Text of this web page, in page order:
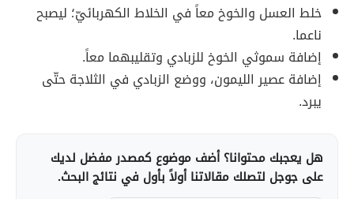
خلط العسل والخوخ معاً في الخلاط الكهربائيّ؛ ليصبح
ناعما.
إضافة سموثي الخوخ للزبادي وتقليبهما معاً.
إضافة عصير الليمون، ووضع الزبادي في الثلاجة حتّى
يبرد.
هل يعجبك محتوانا؟ أضف موضوع كمصدر مفضل لديك
على جوجل لتصلك مقالاتنا أولاً بأول في نتائج البحث.